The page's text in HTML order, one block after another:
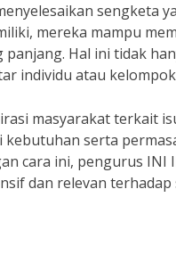
sengketa
mereka mampu
Hal ini tidak
individu atau
masyarakat terkait
serta
cara ini, pengurus INI
dan relevan terhadap